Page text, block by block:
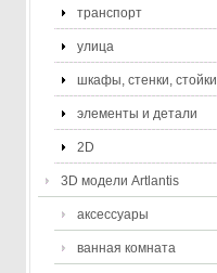
транспорт
улица
шкафы, стенки, стойки
элементы и детали
2D
3D модели Artlantis
аксессуары
ванная комната